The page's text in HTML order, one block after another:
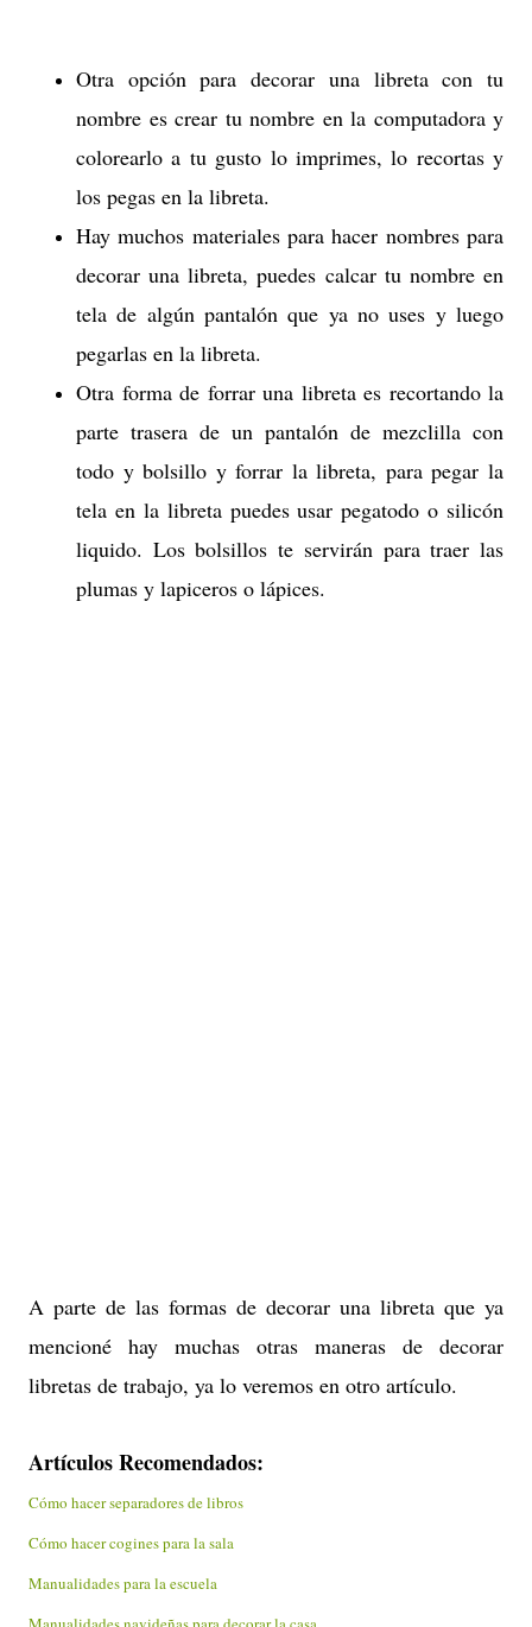
Otra opción para decorar una libreta con tu
nombre es crear tu nombre en la computadora y
colorearlo a tu gusto lo imprimes, lo recortas y
los pegas en la libreta.
Hay muchos materiales para hacer nombres para
decorar una libreta, puedes calcar tu nombre en
tela de algún pantalón que ya no uses y luego
pegarlas en la libreta.
Otra forma de forrar una libreta es recortando la
parte trasera de un pantalón de mezclilla con
todo y bolsillo y forrar la libreta, para pegar la
tela en la libreta puedes usar pegatodo o silicón
liquido. Los bolsillos te servirán para traer las
plumas y lapiceros o lápices.
A parte de las formas de decorar una libreta que ya
mencioné hay muchas otras maneras de decorar
libretas de trabajo, ya lo veremos en otro artículo.
Artículos Recomendados:
Cómo hacer separadores de libros
Cómo hacer cogines para la sala
Manualidades para la escuela